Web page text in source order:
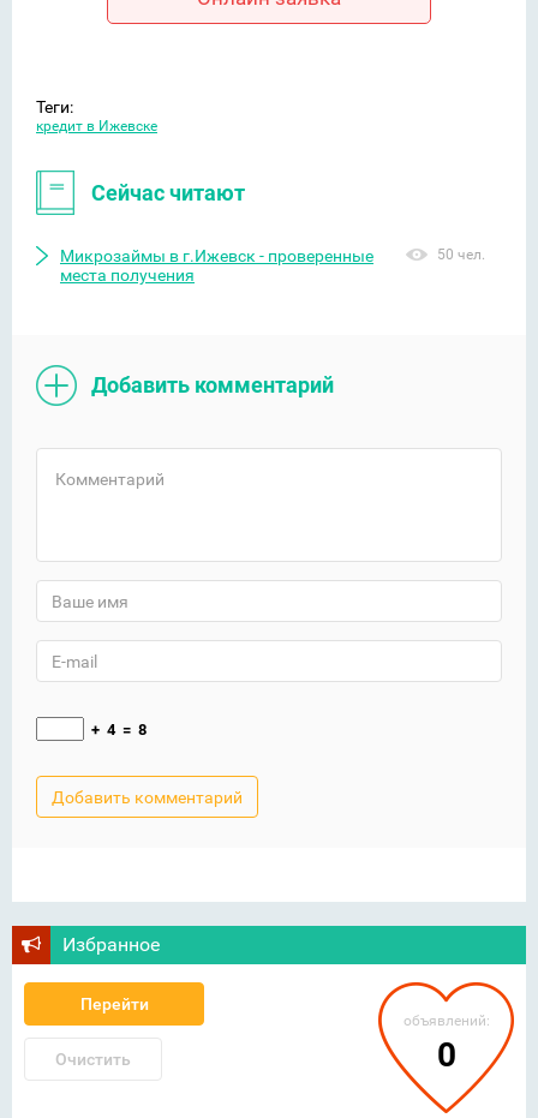
Теги:
кредит в Ижевске
Сейчас читают
Микрозаймы в г.Ижевск - проверенные
места получения
50 чел.
Добавить комментарий
+ 4 = 8
Избранное
Перейти
Очистить
объявлений:
0